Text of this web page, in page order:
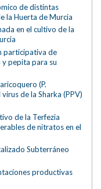
de distintas
la Huerta de Murcia
en el cultivo de la
participativa de
y pepita para su
(P.
de la Sharka (PPV)
de la Terfezia
de nitratos en el
Subterráneo
productivas